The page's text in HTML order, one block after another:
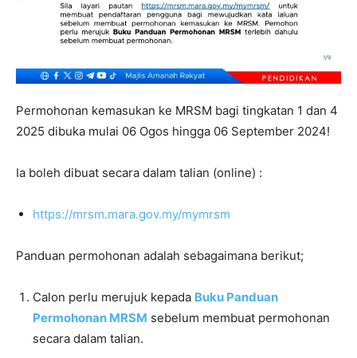
Permohonan kemasukan ke MRSM bagi tingkatan 1 dan 4
2025 dibuka mulai 06 Ogos hingga 06 September 2024!
Ia boleh dibuat secara dalam talian (online) :
https://mrsm.mara.gov.my/mymrsm
Panduan permohonan adalah sebagaimana berikut;
Calon perlu merujuk kepada Buku Panduan
Permohonan MRSM sebelum membuat permohonan
secara dalam talian.